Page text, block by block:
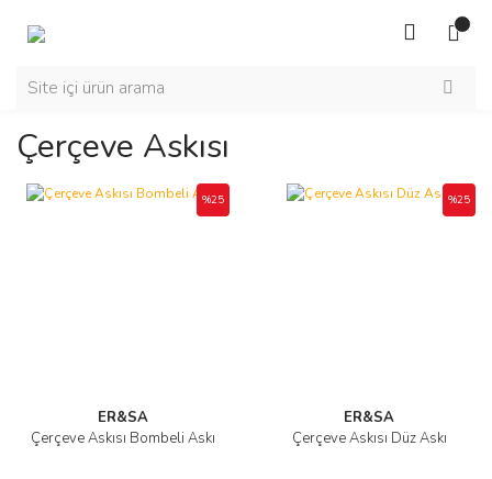
Çerçeve Askısı
ER&SA
Çerçeve Askısı Bombeli Askı
%25
ER&SA
Çerçeve Askısı Düz Askı
%25